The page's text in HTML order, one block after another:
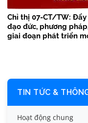
Chỉ thị 07-CT/TW:
đạo đức, phương
giai đoạn phát triển
TIN TỨC &
Hoạt động chung